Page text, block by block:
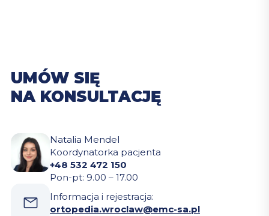
UMÓW SIĘ
NA KONSULTACJĘ
Natalia Mendel
Koordynatorka pacjenta
+48 532 472 150
Pon-pt: 9.00 – 17.00
Informacja i rejestracja:
ortopedia.wroclaw@emc-sa.pl